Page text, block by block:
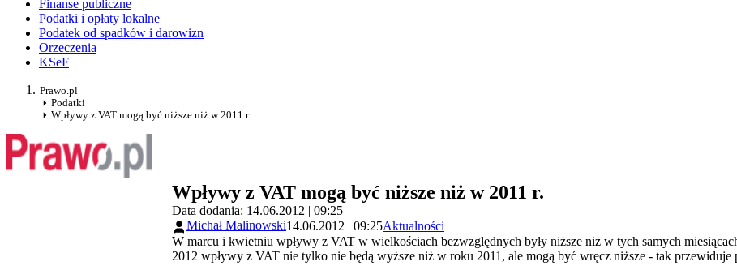
Finanse publiczne
Podatki i opłaty lokalne
Podatek od spadków i darowizn
Orzeczenia
KSeF
Prawo.pl
Podatki
Wpływy z VAT mogą być niższe niż w 2011 r.
Wpływy z VAT mogą być niższe niż w 2011 r.
Data dodania: 14.06.2012 | 09:25
Michał Malinowski14.06.2012 | 09:25Aktualności
W marcu i kwietniu wpływy z VAT w wielkościach bezwzględnych były niższe niż w tych samych
2012 wpływy z VAT nie tylko nie będą wyższe niż w roku 2011, ale mogą być wręcz niższe - tak przewiduje